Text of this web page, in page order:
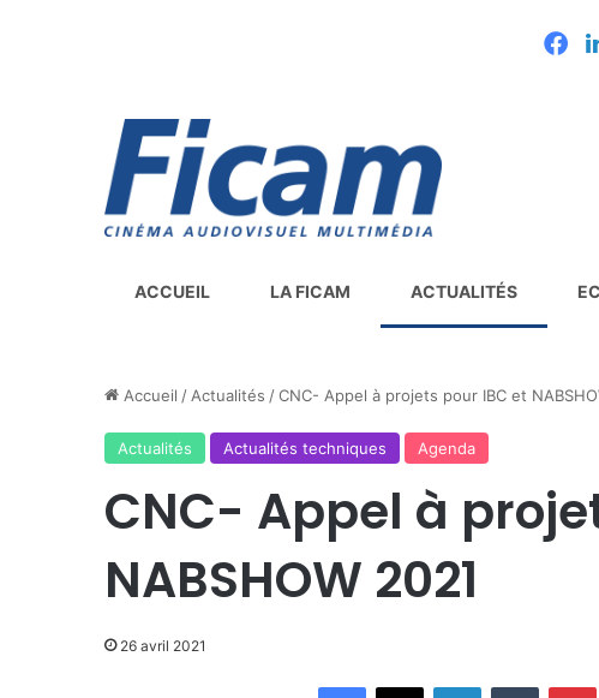
ACCUEIL LA FICAM ACTUALITÉS
Accueil / Actualités /CNC- Appel à projets pour IBC et
Actualités Actualités techniques Agenda
CNC- Appel à
NABSHOW 2021
26 avril 2021
Facebook
X LinkedinTumblr